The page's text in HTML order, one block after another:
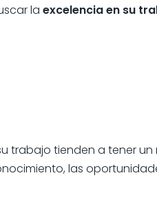
la excelencia en su
trabajo tienden a tener un
las